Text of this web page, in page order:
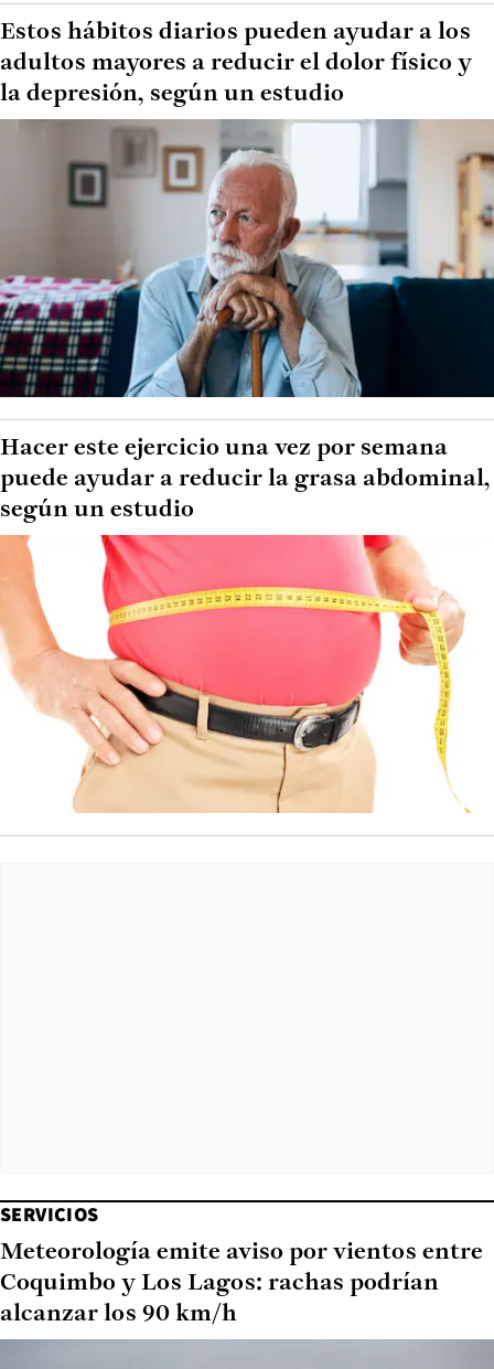
Estos hábitos diarios pueden ayudar a los
adultos mayores a reducir el dolor físico y
la depresión, según un estudio
Hacer este ejercicio una vez por semana
puede ayudar a reducir la grasa abdominal,
según un estudio
SERVICIOS
Meteorología emite aviso por vientos entre
Coquimbo y Los Lagos: rachas podrían
alcanzar los 90 km/h